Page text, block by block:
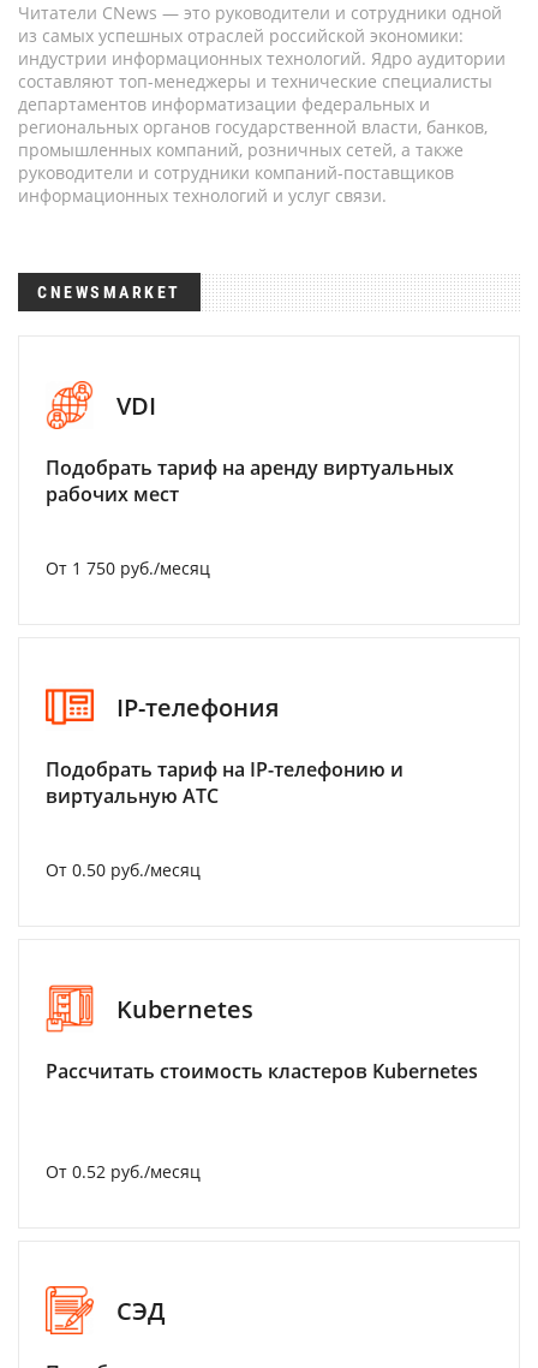
Читатели CNews — это руководители и сотрудники одной
из самых успешных отраслей российской экономики:
индустрии информационных технологий. Ядро аудитории
составляют топ-менеджеры и технические специалисты
департаментов информатизации федеральных и
региональных органов государственной власти, банков,
промышленных компаний, розничных сетей, а также
руководители и сотрудники компаний-поставщиков
информационных технологий и услуг связи.
CNEWSMARKET
VDI
Подобрать тариф на аренду виртуальных
рабочих мест
От 1 750 руб./месяц
IP-телефония
Подобрать тариф на IP-телефонию и
виртуальную АТС
От 0.50 руб./месяц
Kubernetes
Рассчитать стоимость кластеров Kubernetes
От 0.52 руб./месяц
СЭД